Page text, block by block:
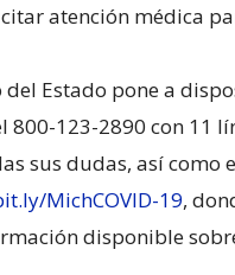
atención médica
del Estado pone a
800-123-2890 con 11
sus dudas, así como
MichCOVID-19,
disponible